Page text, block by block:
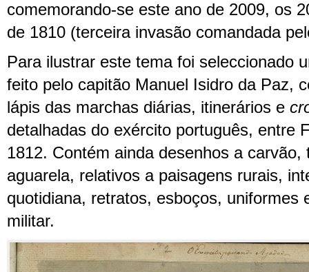
comemorando-se este ano de 2009, os
de 1810 (terceira invasão comandada
Para ilustrar este tema foi seleccionado
feito pelo capitão Manuel Isidro da Paz,
lápis das marchas diárias, itinerários e
detalhadas do exército português, entre
1812. Contém ainda desenhos a carvão,
aguarela, relativos a paisagens rurais,
quotidiana, retratos, esboços, uniformes
militar.